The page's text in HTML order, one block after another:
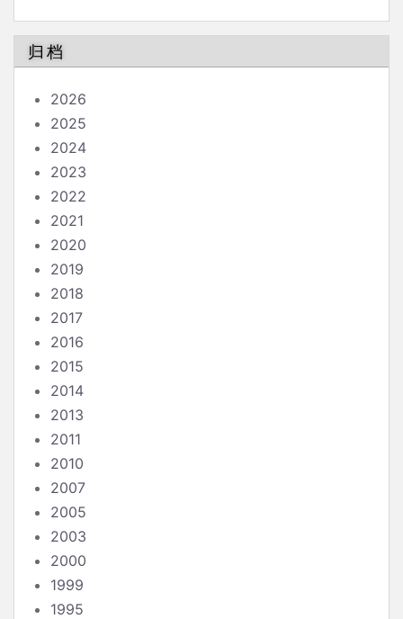
归档
2026
2025
2024
2023
2022
2021
2020
2019
2018
2017
2016
2015
2014
2013
2011
2010
2007
2005
2003
2000
1999
1995